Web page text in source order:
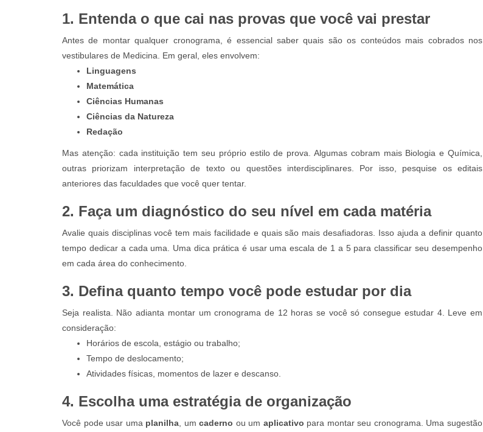
1. Entenda o que cai nas provas que você vai prestar
Antes de montar qualquer cronograma, é essencial saber quais são os conteúdos mais cobrados nos
vestibulares de Medicina. Em geral, eles envolvem:
Linguagens
Matemática
Ciências Humanas
Ciências da Natureza
Redação
Mas atenção: cada instituição tem seu próprio estilo de prova. Algumas cobram mais Biologia e Química,
outras priorizam interpretação de texto ou questões interdisciplinares. Por isso, pesquise os editais
anteriores das faculdades que você quer tentar.
2. Faça um diagnóstico do seu nível em cada matéria
Avalie quais disciplinas você tem mais facilidade e quais são mais desafiadoras. Isso ajuda a definir quanto
tempo dedicar a cada uma. Uma dica prática é usar uma escala de 1 a 5 para classificar seu desempenho
em cada área do conhecimento.
3. Defina quanto tempo você pode estudar por dia
Seja realista. Não adianta montar um cronograma de 12 horas se você só consegue estudar 4. Leve em
consideração:
Horários de escola, estágio ou trabalho;
Tempo de deslocamento;
Atividades físicas, momentos de lazer e descanso.
4. Escolha uma estratégia de organização
Você pode usar uma planilha, umcaderno ou um aplicativo para montar seu cronograma. Uma sugestão